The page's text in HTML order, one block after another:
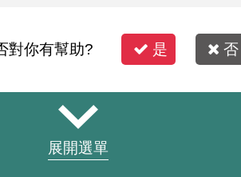
對你有幫助? 是 否
展開選單